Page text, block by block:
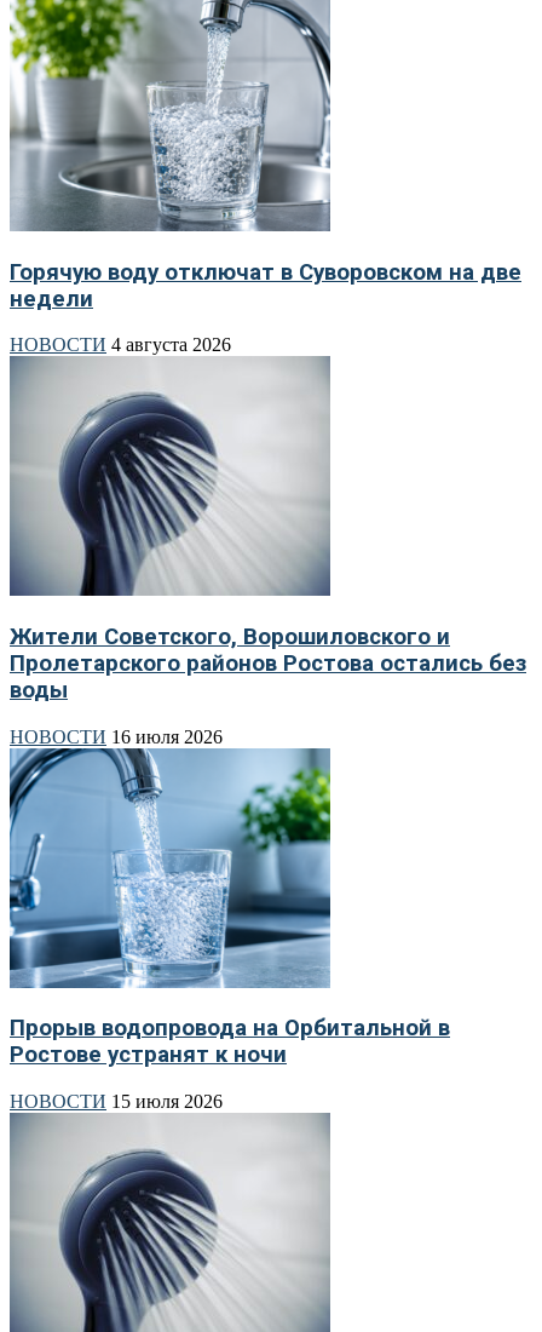
Горячую воду отключат в Суворовском на две
недели
НОВОСТИ 4 августа 2026
Жители Советского, Ворошиловского и
Пролетарского районов Ростова остались без
воды
НОВОСТИ 16 июля 2026
Прорыв водопровода на Орбитальной в
Ростове устранят к ночи
НОВОСТИ 15 июля 2026